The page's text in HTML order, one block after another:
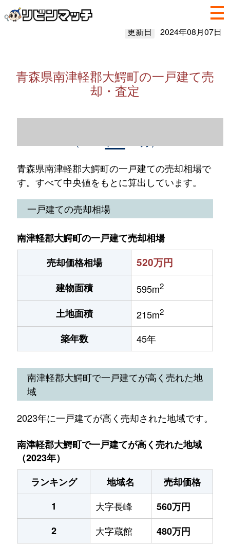
更新日 2024年08月07日
青森県南津軽郡大鰐町の一戸建て売
却・査定
青森県南津軽郡大鰐町の一戸建ての売却相場で
す。すべて中央値をもとに算出しています。
一戸建ての売却相場
南津軽郡大鰐町の一戸建て売却相場
売却価格相場
520万円
建物面積 595m2
土地面積 215m2
築年数 45年
南津軽郡大鰐町で一戸建てが高く売れた地
域
2023年に一戸建てが高く売却された地域です。
南津軽郡大鰐町で一戸建てが高く売れた地域
（2023年）
ランキング
地域名
売却価格
1
大字長峰
560万円
2
大字蔵館 480万円